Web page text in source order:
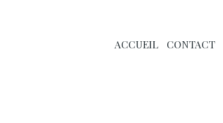
ACCUEIL CONTACT